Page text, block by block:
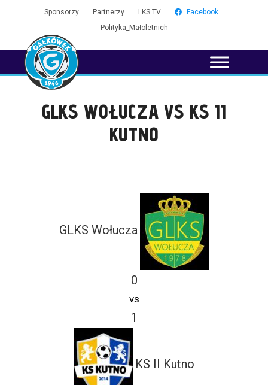
Sponsorzy Partnerzy LKS TV
Facebook
Polityka_Małoletnich
GLKS WOŁUCZA VS KS II
KUTNO
GLKS Wołucza
0
vs
1
KS II Kutno